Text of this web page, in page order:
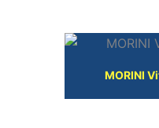
MORINI